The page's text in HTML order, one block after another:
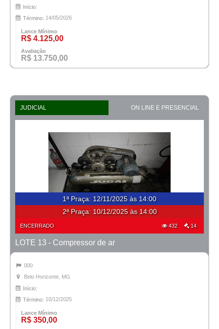
Início:
Término: 14/05/2026
Lance Mínimo
R$ 4.125,00
Avaliação
R$ 13.750,00
JUDICIAL ON LINE E PRESENCIAL
1ª Praça: 12/11/2025 às 14:00
2ª Praça: 10/12/2025 às 14:00
ENCERRADO 432 14
LOTE 13 - Compressor de ar
000
Belo Horizonte, MG
Início:
Término: 10/12/2025
Lance Mínimo
R$ 350,00